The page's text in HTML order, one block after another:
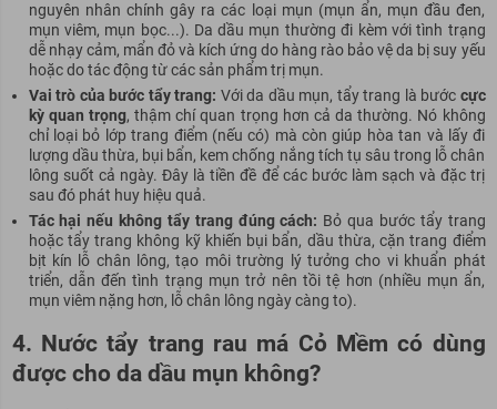
nguyên nhân chính gây ra các loại mụn (mụn ẩn, mụn đầu đen,
mụn viêm, mụn bọc...). Da dầu mụn thường đi kèm với tình trạng
dễ nhạy cảm, mẩn đỏ và kích ứng do hàng rào bảo vệ da bị suy yếu
hoặc do tác động từ các sản phẩm trị mụn.
Vai trò của bước tẩy trang: Với da dầu mụn, tẩy trang là bước cực
kỳ quan trọng, thậm chí quan trọng hơn cả da thường. Nó không
chỉ loại bỏ lớp trang điểm (nếu có) mà còn giúp hòa tan và lấy đi
lượng dầu thừa, bụi bẩn, kem chống nắng tích tụ sâu trong lỗ chân
lông suốt cả ngày. Đây là tiền đề để các bước làm sạch và đặc trị
sau đó phát huy hiệu quả.
Tác hại nếu không tẩy trang đúng cách: Bỏ qua bước tẩy trang
hoặc tẩy trang không kỹ khiến bụi bẩn, dầu thừa, cặn trang điểm
bịt kín lỗ chân lông, tạo môi trường lý tưởng cho vi khuẩn phát
triển, dẫn đến tình trạng mụn trở nên tồi tệ hơn (nhiều mụn ẩn,
mụn viêm nặng hơn, lỗ chân lông ngày càng to).
4. Nước tẩy trang rau má Cỏ Mềm có dùng
được cho da dầu mụn không?